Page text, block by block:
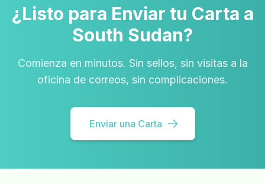
¿Listo para Enviar tu Carta a
South Sudan?
Comienza en minutos. Sin sellos, sin visitas a la
oficina de correos, sin complicaciones.
Enviar una Carta